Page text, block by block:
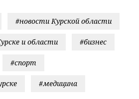
#новости Курской области
и области #бизнес
#спорт
#медицина